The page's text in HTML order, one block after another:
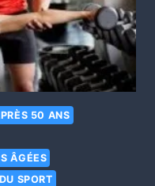
50 ANS
ÂGÉES
SPORT